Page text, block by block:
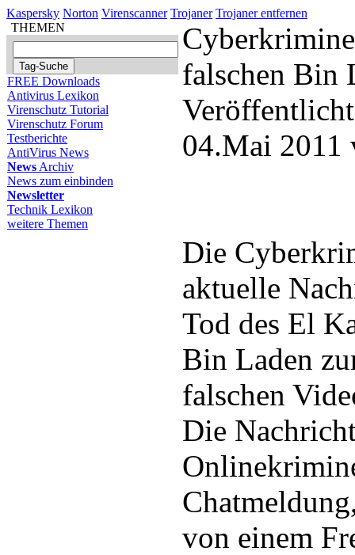
Kaspersky Norton Virenscanner Trojaner Trojaner entfernen
THEMEN
FREE Downloads
Antivirus Lexikon
Virenschutz Tutorial
Virenschutz Forum
Testberichte
AntiVirus News
News Archiv
News zum einbinden
Newsletter
Technik Lexikon
weitere Themen
falschen Bin
04.Mai 2011
Die
aktuelle
Tod des El
Bin Laden
falschen
Die
von einem